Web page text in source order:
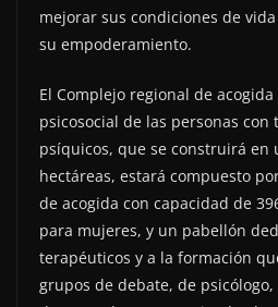
mejorar sus condiciones de
su empoderamiento.
El Complejo regional de
psicosocial de las personas
psíquicos, que se construirá en
hectáreas, estará compuesto
de acogida con capacidad de
para mujeres, y un pabellón
terapéuticos y a la formación
grupos de debate, de